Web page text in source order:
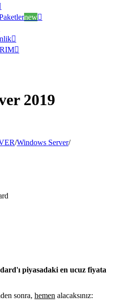
new


2019
/Windows Server/
piyasadaki en ucuz fiyata
sonra, hemen alacaksınız: